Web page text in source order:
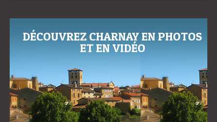
DÉCOUVREZ CHARNAY EN PHOTOS
ET EN VIDÉO